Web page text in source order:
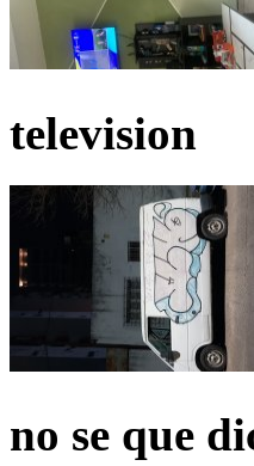
television
no se que